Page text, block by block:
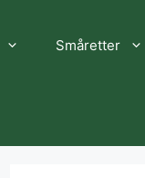
Småretter